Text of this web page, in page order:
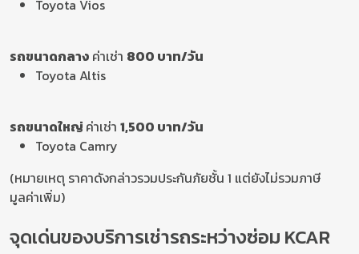
Toyota Vios
รถขนาดกลาง ค่าเช่า 800 บาท/วัน
Toyota Altis
รถขนาดใหญ่ ค่าเช่า 1,500 บาท/วัน
Toyota Camry
(หมายเหตุ ราคาดังกล่าวรวมประกันภัยชั้น 1 แต่ยังไม่รวมภาษี
มูลค่าเพิ่ม)
จุดเด่นของบริการเช่ารถระหว่างซ่อม KCAR